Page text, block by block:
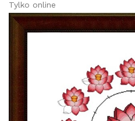
Tylko online